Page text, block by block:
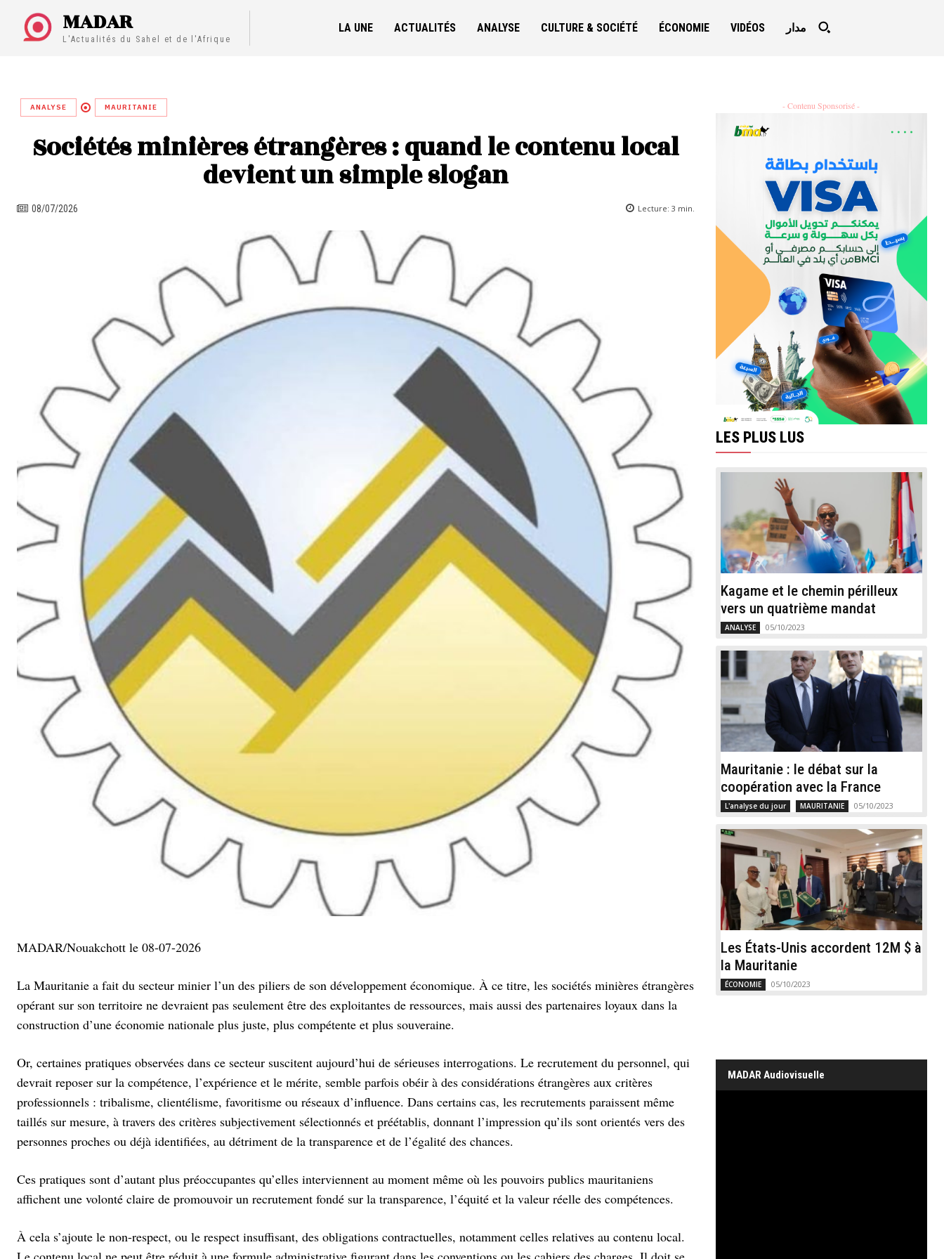
MADAR
L'Actualités du Sahel et de l'Afrique
LA UNE ACTUALITÉS ANALYSE CULTURE & SOCIÉTÉ ÉCONOMIE VIDÉOS مدار
ANALYSE MAURITANIE
Sociétés minières étrangères : quand le contenu local
devient un simple slogan
08/07/2026 Lecture: 3 min.
MADAR/Nouakchott le 08-07-2026
La Mauritanie a fait du secteur minier l’un des piliers de son développement économique. À ce titre, les sociétés minières étrangères
opérant sur son territoire ne devraient pas seulement être des exploitantes de ressources, mais aussi des partenaires loyaux dans la
construction d’une économie nationale plus juste, plus compétente et plus souveraine.
Or, certaines pratiques observées dans ce secteur suscitent aujourd’hui de sérieuses interrogations. Le recrutement du personnel, qui
devrait reposer sur la compétence, l’expérience et le mérite, semble parfois obéir à des considérations étrangères aux critères
professionnels : tribalisme, clientélisme, favoritisme ou réseaux d’influence. Dans certains cas, les recrutements paraissent même
taillés sur mesure, à travers des critères subjectivement sélectionnés et préétablis, donnant l’impression qu’ils sont orientés vers des
personnes proches ou déjà identifiées, au détriment de la transparence et de l’égalité des chances.
Ces pratiques sont d’autant plus préoccupantes qu’elles interviennent au moment même où les pouvoirs publics mauritaniens
affichent une volonté claire de promouvoir un recrutement fondé sur la transparence, l’équité et la valeur réelle des compétences.
À cela s’ajoute le non-respect, ou le respect insuffisant, des obligations contractuelles, notamment celles relatives au contenu local.
- Contenu Sponsorisé -
LES PLUS LUS
Kagame et le chemin périlleux
vers un quatrième mandat
ANALYSE 05/10/2023
Mauritanie : le débat sur la
coopération avec la France
L'analyse du jour MAURITANIE 05/10/2023
Les États-Unis accordent 12M $ à
la Mauritanie
ÉCONOMIE 05/10/2023
MADAR Audiovisuelle